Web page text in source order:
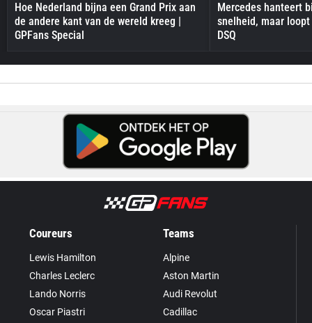
Hoe Nederland bijna een Grand Prix aan
de andere kant van de wereld kreeg |
GPFans Special
Mercedes hanteert
snelheid, maar
DSQ
Coureurs
Lewis Hamilton
Charles Leclerc
Lando Norris
Oscar Piastri
Teams
Alpine
Aston Martin
Audi Revolut
Cadillac